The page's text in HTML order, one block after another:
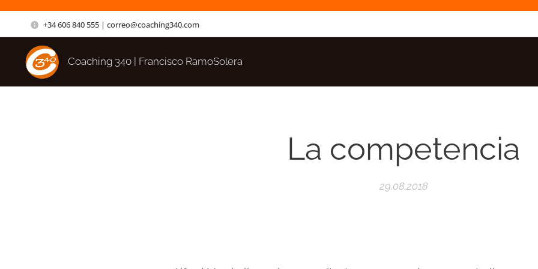
+34 606 840 555 | correo@coaching340.com
Coaching 340 | Francisco RamoSolera
La competencia
29.08.2018